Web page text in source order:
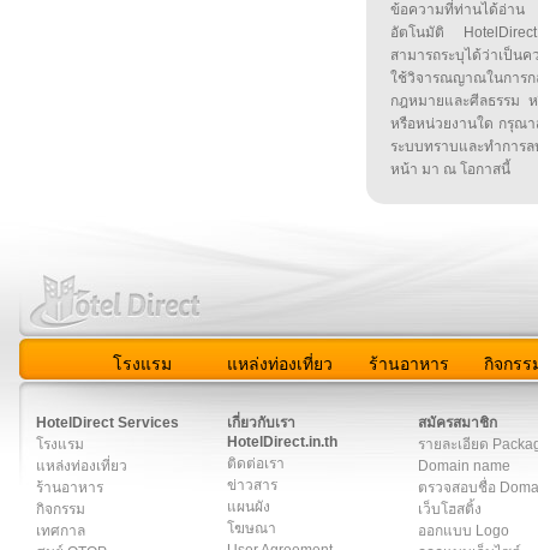
ข้อความที่ท่านได้อ่าน
อัตโนมัติ
สามารถระบุได้ว่าเป็น
ใช้วิจารณญาณในกา
กฎหมายและศีลธรรม
หรือหน่วยงานใด กรุณา
ระบบทราบและทำกา
หน้า มา ณ โอกาสนี้
โรงแรม แหล่งท่องเที่ยว ร้านอาหาร กิจกรร
HotelDirect Services
โรงแรม
แหล่งท่องเที่ยว
ร้านอาหาร
กิจกรรม
เทศกาล
เกี่ยวกับเรา
HotelDirect.in.th
ติดต่อเรา
ข่าวสาร
แผนผัง
โฆษณา
สมัครสมาชิก
รายละเอียด
Domain name
ตรวจสอบชื่อ
เว็บโฮสติ้ง
ออกแบบ Logo